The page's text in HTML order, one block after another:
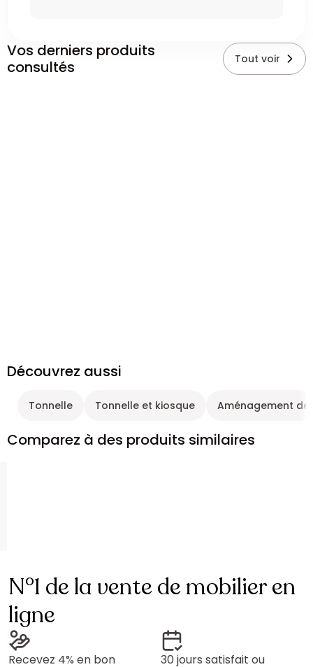
Vos derniers produits
consultés
Tout voir
Découvrez aussi
Tonnelle Tonnelle et kiosque Aménagement de
Comparez à des produits similaires
N°1 de la vente de mobilier en
ligne
Recevez 4% en bon 30 jours satisfait ou